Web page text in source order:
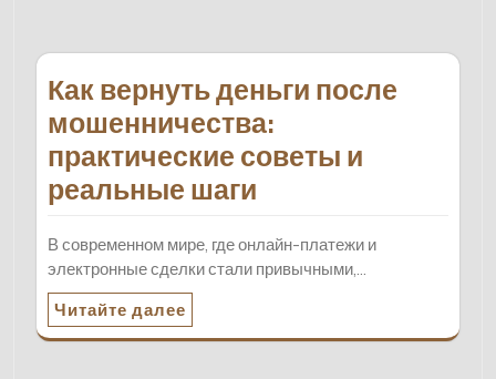
Как вернуть деньги после
мошенничества:
практические советы и
реальные шаги
В современном мире, где онлайн-платежи и
электронные сделки стали привычными,…
Читайте далее